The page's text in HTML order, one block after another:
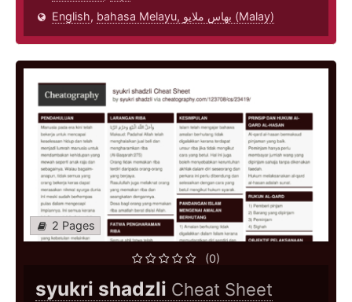
English, bahasa Melayu, بهاس ملايو‎ (Malay)
2 Pages
(0)
syukri shadzli Cheat Sheet